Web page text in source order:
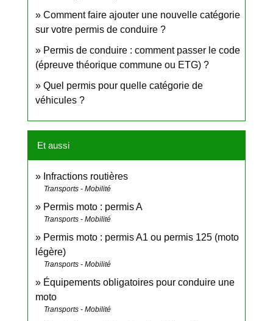
Comment faire ajouter une nouvelle catégorie
sur votre permis de conduire ?
Permis de conduire : comment passer le code
(épreuve théorique commune ou ETG) ?
Quel permis pour quelle catégorie de
véhicules ?
Et aussi
Infractions routières
Transports - Mobilité
Permis moto : permis A
Transports - Mobilité
Permis moto : permis A1 ou permis 125 (moto
légère)
Transports - Mobilité
Équipements obligatoires pour conduire une
moto
Transports - Mobilité